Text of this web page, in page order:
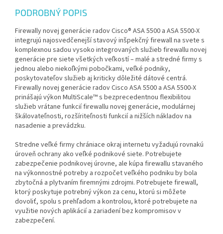
PODROBNÝ POPIS
Firewally novej generácie radov Cisco® ASA 5500 a ASA 5500-X
integrujú najosvedčenejší stavový inšpekčný firewall na svete s
komplexnou sadou vysoko integrovaných služieb firewallu novej
generácie pre siete všetkých veľkostí – malé a stredné firmy s
jednou alebo niekoľkými pobočkami, veľké podniky,
poskytovateľov služieb aj kriticky dôležité dátové centrá.
Firewally novej generácie radov Cisco ASA 5500 a ASA 5500-X
prinášajú výkon MultiScale™ s bezprecedentnou flexibilitou
služieb vrátane funkcií firewallu novej generácie, modulárnej
škálovateľnosti, rozšíriteľnosti funkcií a nižších nákladov na
nasadenie a prevádzku.
Stredne veľké firmy chrániace okraj internetu vyžadujú rovnakú
úroveň ochrany ako veľké podnikové siete. Potrebujete
zabezpečenie podnikovej úrovne, ale kúpa firewallu stavaného
na výkonnostné potreby a rozpočet veľkého podniku by bola
zbytočná a plytvaním firemnými zdrojmi. Potrebujete firewall,
ktorý poskytuje potrebný výkon za cenu, ktorú si môžete
dovoliť, spolu s prehľadom a kontrolou, ktoré potrebujete na
využitie nových aplikácií a zariadení bez kompromisov v
zabezpečení.